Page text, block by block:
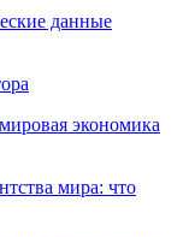
данные
экономика
мира: что